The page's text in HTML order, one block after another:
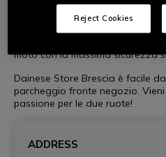
In negozio sono disponibili tutte
e AGV per i prodotti moto, bici e
moto con la massima sicurezza
Dainese Store Brescia è facile
parcheggio fronte negozio.
passione per le due ruote!
ADDRESS
Reject Cookies